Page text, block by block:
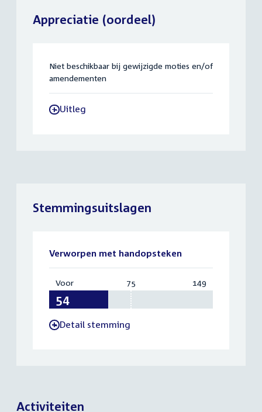
Appreciatie (oordeel)
Niet beschikbaar bij gewijzigde moties en/of
amendementen
-Uitleg
Stemmingsuitslagen
Verworpen met handopsteken
Voor:
75 149
-Detail stemming
Activiteiten